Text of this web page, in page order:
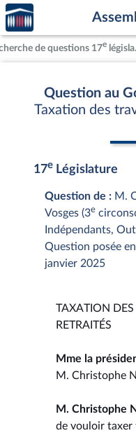
Aller au contenu
Aller en bas de la page
Accèder
à la
page
d'accueilde questions 17e législature
Question au
Taxation des
17e Législature
Question de : M.
Vosges (3e
Indépendants,
Question posée
janvier 2025
TAXATION DES
RETRAITÉS
Mme la
M. Christophe
M. Christophe
de vouloir taxer